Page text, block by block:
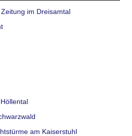
im Dreisamtal
am Kaiserstuhl